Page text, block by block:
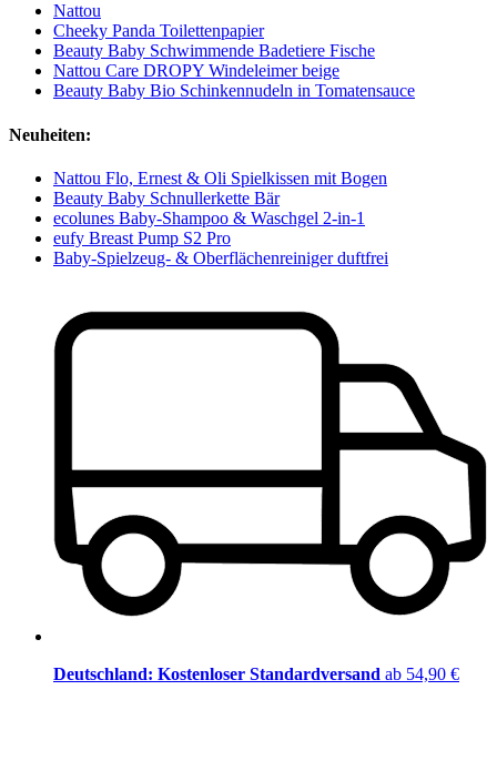
Nattou
Cheeky Panda Toilettenpapier
Beauty Baby Schwimmende Badetiere Fische
Nattou Care DROPY Windeleimer beige
Beauty Baby Bio Schinkennudeln in Tomatensauce
Neuheiten:
Nattou Flo, Ernest & Oli Spielkissen mit Bogen
Beauty Baby Schnullerkette Bär
ecolunes Baby-Shampoo & Waschgel 2-in-1
eufy Breast Pump S2 Pro
Baby-Spielzeug- & Oberflächenreiniger duftfrei
Deutschland: Kostenloser Standardversand ab 54,90 €